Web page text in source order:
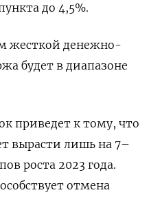
до 4,5%.
жесткой денежно-
будет в диапазоне
приведет к тому, что
вырасти лишь на 7–
роста 2023 года.
отмена